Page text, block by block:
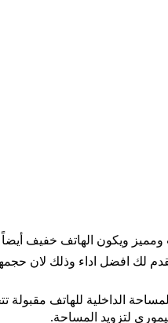
ومميز ويكون الهاتف خفيف
الداخلية للهاتف
لتزويد المساحة.